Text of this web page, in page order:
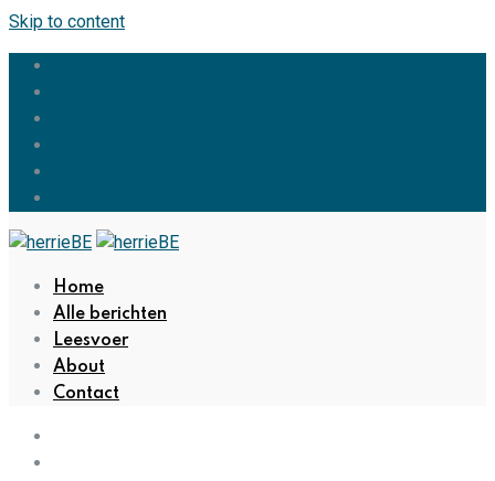
Skip to content
Home
Alle berichten
Leesvoer
About
Contact